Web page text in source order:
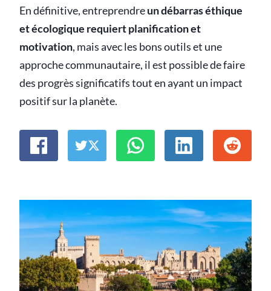
En définitive, entreprendreun débarras éthique
et écologique requiert planification et
motivation, mais avec les bons outils et une
approche communautaire, il est possible de faire
des progrès significatifs tout en ayant un impact
positif sur la planète.